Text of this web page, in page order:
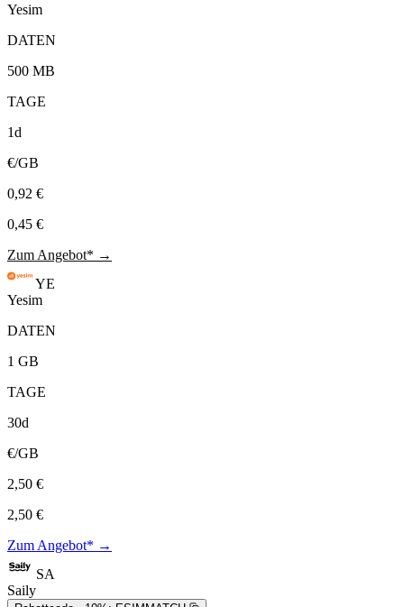
Yesim
DATEN
500 MB
TAGE
1d
€/GB
0,92 €
0,45 €
Zum Angebot* →
YE
Yesim
DATEN
1 GB
TAGE
30d
€/GB
2,50 €
2,50 €
Zum Angebot* →
SA
Saily